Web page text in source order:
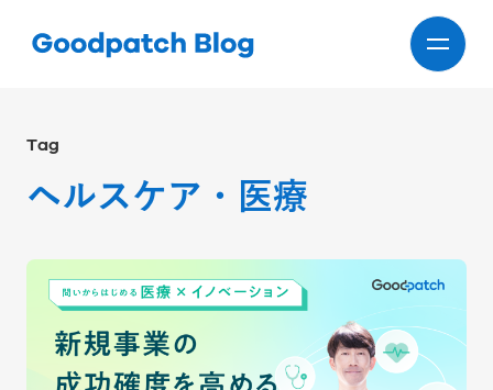
Tag
ヘルスケア・医療